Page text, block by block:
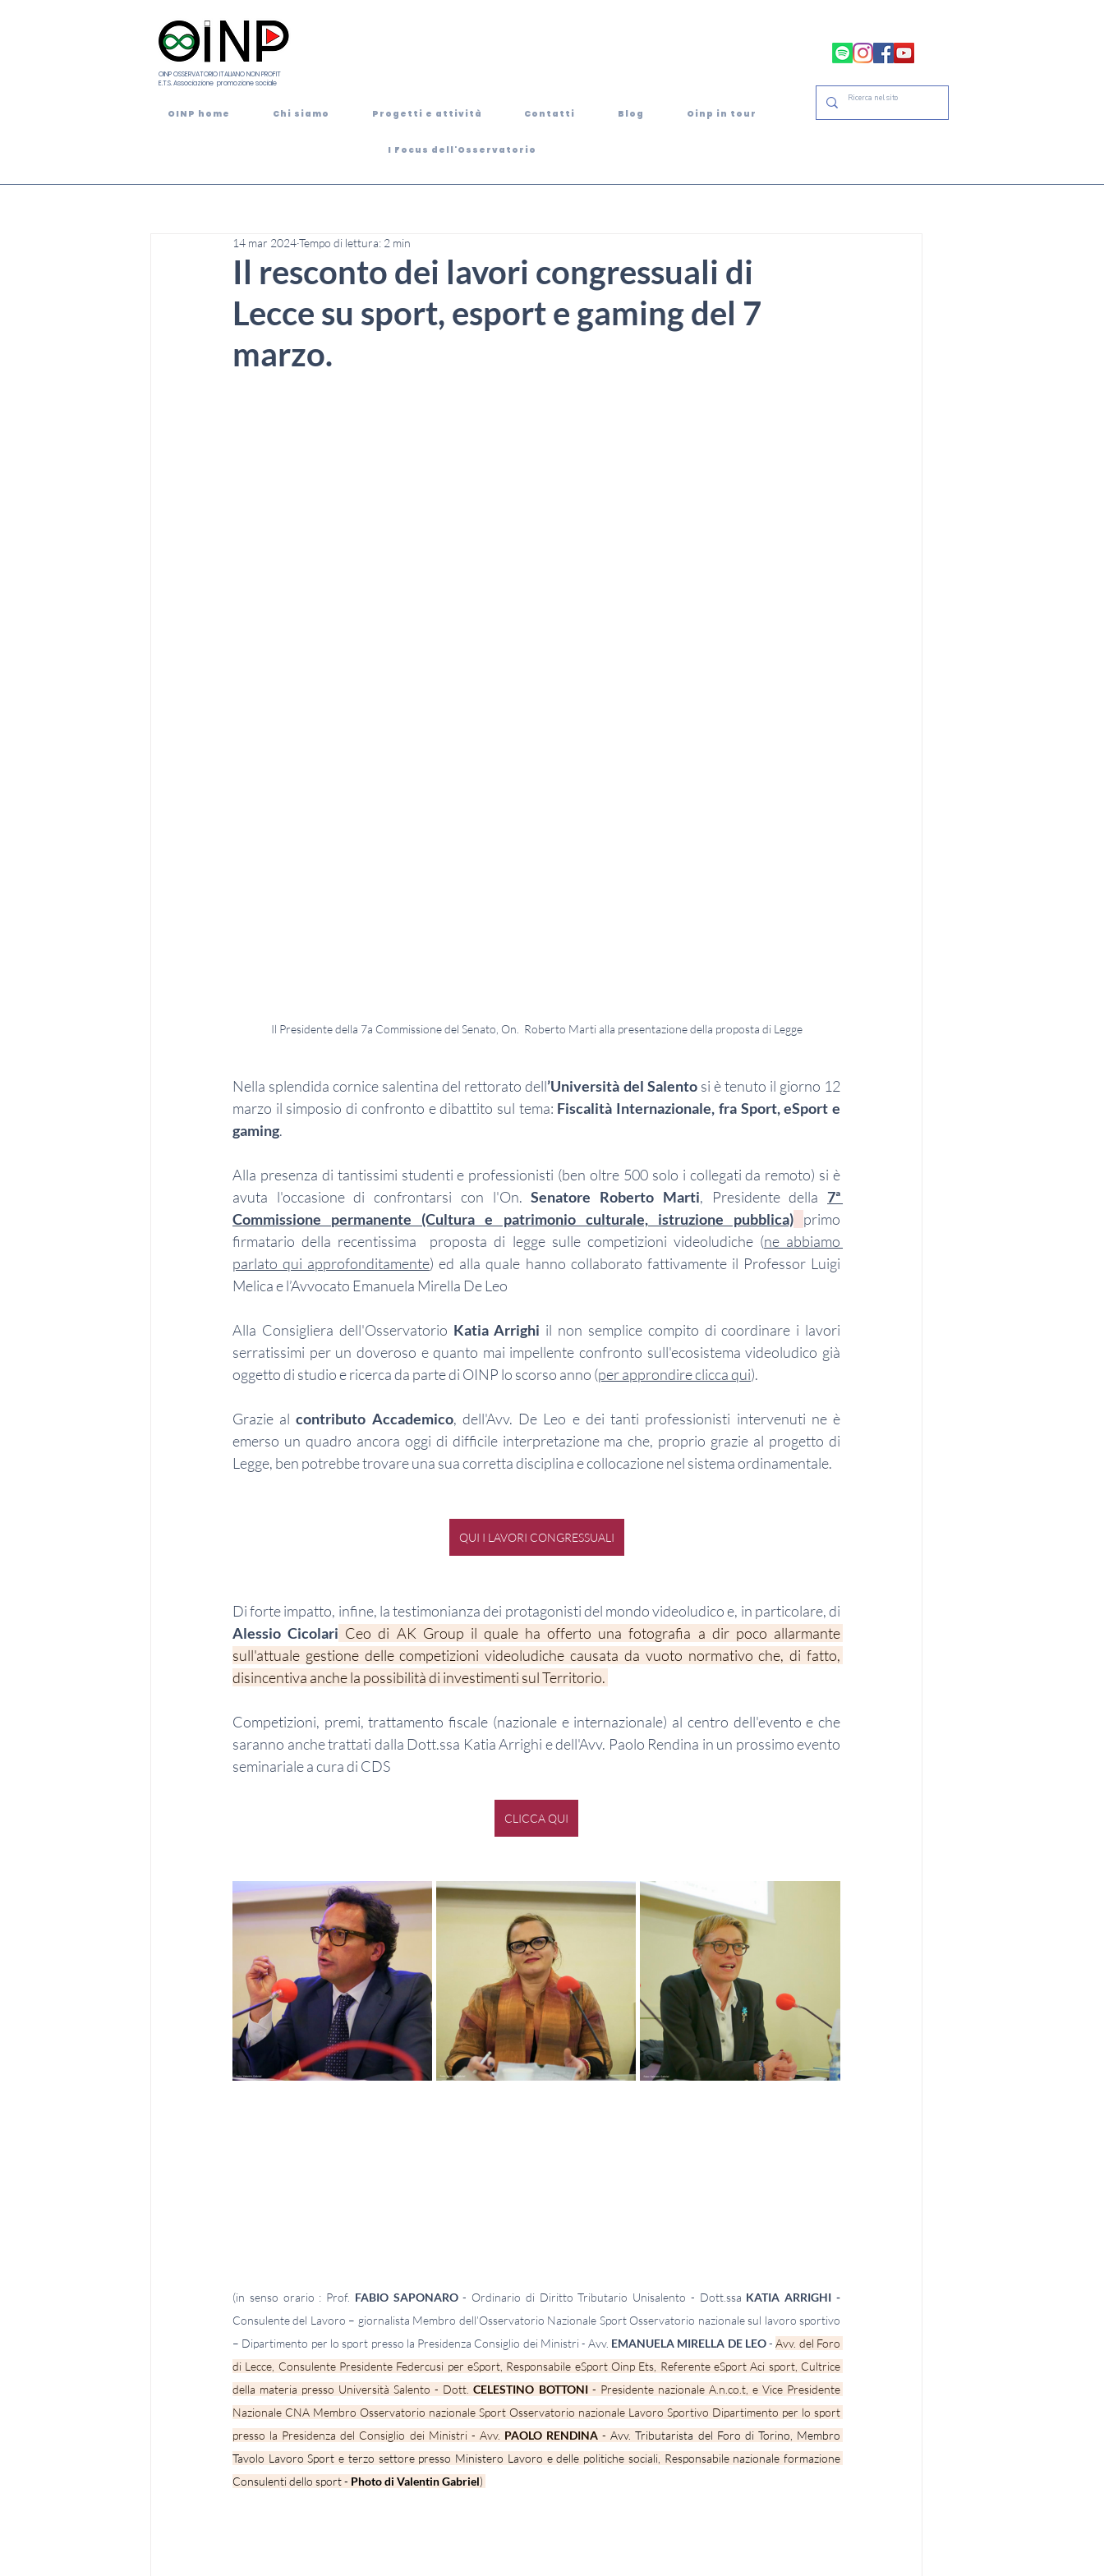
OINP OSSERVATORIO ITALIANO NON PROFIT
E.T.S. Associazione promozione sociale
OINP home Chi siamo Progetti e attività Contatti Blog Oinp in tour
I Focus dell'Osservatorio
Il resconto dei lavori congressuali di
Lecce su sport, esport e gaming del 7
marzo.
14 mar 2024Tempo di lettura: 2 min
Il Presidente della 7a Commissione del Senato, On.  Roberto Marti alla presentazione della proposta di Legge
Nella splendida cornice salentina del rettorato dell’Università del Salento si è tenuto il giorno 12
marzo il simposio di confronto e dibattito sul tema: Fiscalità Internazionale, fra Sport, eSport e
gaming.
Alla presenza di tantissimi studenti e professionisti (ben oltre 500 solo i collegati da remoto) si è
avuta l'occasione di confrontarsi con l'On. Senatore Roberto Marti, Presidente della 7ª
Commissione permanente (Cultura e patrimonio culturale, istruzione pubblica) primo
firmatario della recentissima  proposta di legge sulle competizioni videoludiche (ne abbiamo
parlato qui approfonditamente) ed alla quale hanno collaborato fattivamente il Professor Luigi
Melica e l’Avvocato Emanuela Mirella De Leo
Alla Consigliera dell'Osservatorio Katia Arrighi il non semplice compito di coordinare i lavori
serratissimi per un doveroso e quanto mai impellente confronto sull'ecosistema videoludico già
oggetto di studio e ricerca da parte di OINP lo scorso anno (per approndire clicca qui).
Grazie al contributo Accademico, dell'Avv. De Leo e dei tanti professionisti intervenuti ne è
emerso un quadro ancora oggi di difficile interpretazione ma che, proprio grazie al progetto di
Legge, ben potrebbe trovare una sua corretta disciplina e collocazione nel sistema ordinamentale.
QUI I LAVORI CONGRESSUALI
Alessio Cicolari Ceo di AK Group il quale ha offerto una fotografia a dir poco allarmante
sull'attuale gestione delle competizioni videoludiche causata da vuoto normativo che, di fatto,
disincentiva anche la possibilità di investimenti sul Territorio.
Competizioni, premi, trattamento fiscale (nazionale e internazionale) al centro dell'evento e che
saranno anche trattati dalla Dott.ssa Katia Arrighi e dell'Avv. Paolo Rendina in un prossimo evento
seminariale a cura di CDS
CLICCA QUI
(in senso orario : Prof. FABIO SAPONARO - Ordinario di Diritto Tributario Unisalento - Dott.ssa
Consulente del Lavoro – giornalista Membro dell’Osservatorio Nazionale Sport Osservatorio nazionale sul lavoro sportivo
– Dipartimento per lo sport presso la Presidenza Consiglio dei Ministri - Avv. EMANUELA MIRELLA DE LEO - Avv. del Foro
di Lecce, Consulente Presidente Federcusi per eSport, Responsabile eSport Oinp Ets, Referente eSport Aci sport, Cultrice
della materia presso Università Salento - Dott. CELESTINO BOTTONI - Presidente nazionale A.n.co .t, e Vice Presidente
Nazionale CNA Membro Osservatorio nazionale Sport Osservatorio nazionale Lavoro Sportivo Dipartimento per lo sport
presso la Presidenza del Consiglio dei Ministri - Avv. PAOLO RENDINA - Avv. Tributarista del Foro di Torino, Membro
Tavolo Lavoro Sport e terzo settore presso Ministero Lavoro e delle politiche sociali, Responsabile nazionale formazione
Consulenti dello sport - Photo di Valentin Gabriel)